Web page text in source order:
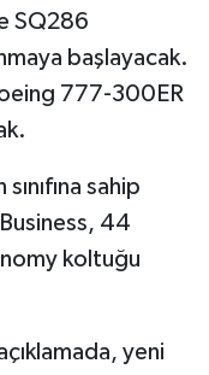
SQ286
başlayacak.
777-300ER
sahip
44
koltuğu
yeni